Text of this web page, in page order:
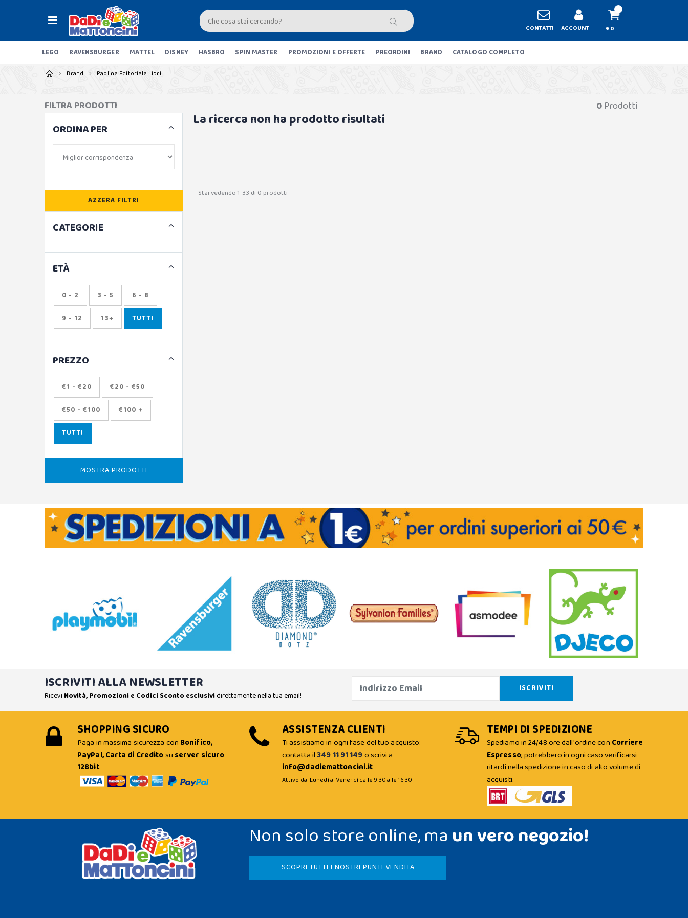
CONTATTI ACCOUNT € 0
LEGO RAVENSBURGER MATTEL DISNEY HASBRO SPIN MASTER PROMOZIONI E OFFERTE PREORDINI BRAND CATALOGO COMPLETO
Brand Paoline Editoriale Libri
0Prodotti
La ricerca non ha prodotto risultati
Stai vedendo 1-33 di 0 prodotti
FILTRA PRODOTTI
ORDINA PER
AZZERA FILTRI
CATEGORIE
ETÀ
0 - 2 3 - 5 6 - 8
9 - 12 13+ TUTTI
PREZZO
€1 - €20 €20 - €50
€50 - €100 €100 +
TUTTI
MOSTRA PRODOTTI
ISCRIVITI ALLA NEWSLETTER
Ricevi Novità, Promozioni e Codici Sconto esclusividirettamente nella tua email!
SHOPPING SICURO
Paga in massima sicurezza con Bonifico,
PayPal, Carta di Creditosu server sicuro
128bit.
ASSISTENZA CLIENTI
Ti assistiamo in ogni fase del tuo acquisto:
contatta il349 11 91 149o scrivi a
info@dadiemattoncini.it
Attivo dal Lunedì al Venerdì dalle 9:30 alle 16:30
TEMPI DI SPEDIZIONE
Spediamo in 24/48 ore dall'ordine con Corriere
Espresso; potrebbero in ogni caso verificarsi
ritardi nella spedizione in caso di alto volume di
acquisti.
Non solo store online, ma un vero negozio!
SCOPRI TUTTI I NOSTRI PUNTI VENDITA